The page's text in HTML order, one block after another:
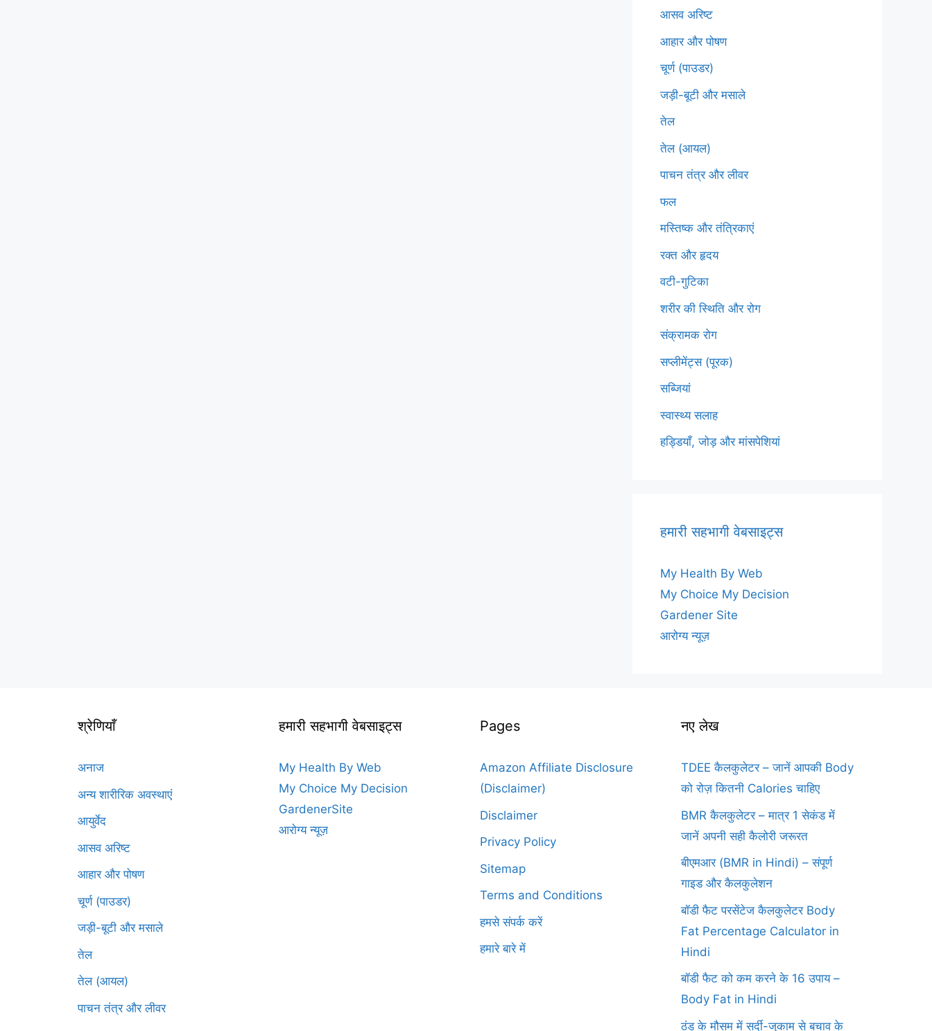
आसव अरिष्ट
आहार और पोषण
चूर्ण (पाउडर)
जड़ी-बूटी और मसाले
तेल
तेल (आयल)
पाचन तंत्र और लीवर
फल
मस्तिष्क और तंत्रिकाएं
रक्त और हृदय
वटी-गुटिका
शरीर की स्थिति और रोग
संक्रामक रोग
सप्लीमेंट्स (पूरक)
सब्जियां
स्वास्थ्य सलाह
हड्डियाँ, जोड़ और मांसपेशियां
हमारी सहभागी वेबसाइट्स
My Health By Web
My Choice My Decision
Gardener Site
आरोग्य न्यूज़
श्रेणियाँ
अनाज
अन्य शारीरिक अवस्थाएं
आयुर्वेद
आसव अरिष्ट
आहार और पोषण
चूर्ण (पाउडर)
जड़ी-बूटी और मसाले
तेल
तेल (आयल)
पाचन तंत्र और लीवर
हमारी सहभागी वेबसाइट्स
My Health By Web
My Choice My Decision
GardenerSite
आरोग्य न्यूज़
Pages
Amazon Affiliate Disclosure
(Disclaimer)
Disclaimer
Privacy Policy
Sitemap
Terms and Conditions
हमसे संपर्क करें
हमारे बारे में
नए लेख
TDEE कैलकुलेटर – जानें आपकी Body
को रोज़ कितनी Calories चाहिए
BMR कैलकुलेटर – मात्र 1 सेकंड में
जानें अपनी सही कैलोरी जरूरत
बीएमआर (BMR in Hindi) – संपूर्ण
गाइड और कैलकुलेशन
बॉडी फैट परसेंटेज कैलकुलेटर Body
Fat Percentage Calculator in
Hindi
बॉडी फैट को कम करने के 16 उपाय –
Body Fat in Hindi
ठंड के मौसम में सर्दी-जुकाम से बचाव के